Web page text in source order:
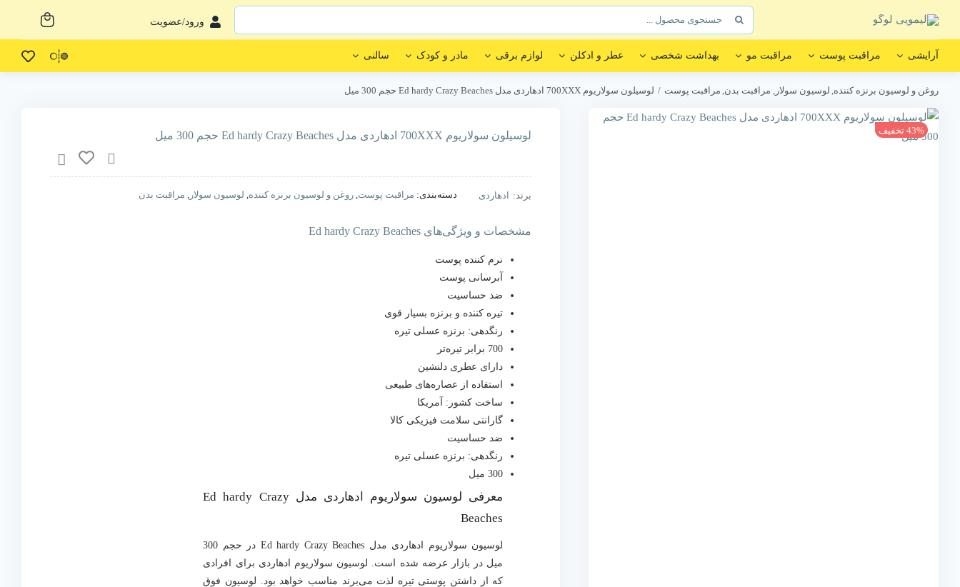
content
جستجو
برای:
ورود/عضویت
آرایشی مراقبت پوست مراقبت مو بهداشت شخصی عطر و ادکلن لوازم برقی مادر و کودک سالنی
روغن و لوسیون برنزه کننده لوسیون سولار مراقبت بدن مراقبت پوست لوسیلون سولاریوم 700XXX ادهاردی مدل Ed hardy Crazy Beaches حجم 300 میل
43% تخفیف لوسیلون سولاریوم 700XXX ادهاردی مدل Ed hardy Crazy Beaches حجم 300 میل
برند: ادهاردی دسته‌بندی: مراقبت پوست, روغن و لوسیون برنزه کننده, لوسیون سولار , مراقبت بدن
مشخصات و ویژگی‌های Ed hardy Crazy Beaches
نرم کننده پوست
آبرسانی پوست
ضد حساسیت
تیره کننده و برنزه بسیار قوی
رنگدهی: برنزه عسلی تیره
700 برابر تیره‌تر
دارای عطری دلنشین
استفاده از عصاره‌های طبیعی
ساخت كشور: آمريكا
گارانتی سلامت فیزیکی کالا
ضد حساسیت
رنگدهی: برنزه عسلی تیره
300 میل
معرفی لوسیون سولاریوم ادهاردی مدل Ed hardy Crazy
Beaches
لوسیون سولاریوم ادهاردی مدل Ed hardy Crazy Beaches در حجم 300
میل در بازار عرضه شده است. لوسیون سولاریوم ادهاردی برای افرادی
که از داشتن پوستی تیره لذت می‌برند مناسب خواهد بود. لوسیون فوق